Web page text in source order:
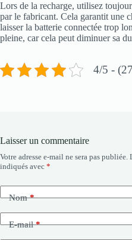
Lors de la recharge, utilisez
par le fabricant. Cela garantit une
laisser la batterie connectée trop
pleine, car cela peut diminuer sa
4/5 -
Laisser un commentaire
Votre adresse e-mail ne sera pas publiée.
indiqués avec *
Nom*
E-mail*